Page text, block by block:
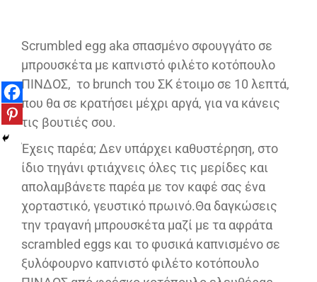
Scrumbled egg aka σπασμένο σφουγγάτο σε
μπρουσκέτα με καπνιστό φιλέτο κοτόπουλο
ΠΙΝΔΟΣ, το brunch του ΣΚ έτοιμο σε 10 λεπτά,
που θα σε κρατήσει μέχρι αργά, για να κάνεις
τις βουτιές σου.
Έχεις παρέα; Δεν υπάρχει καθυστέρηση, στο
ίδιο τηγάνι φτιάχνεις όλες τις μερίδες και
απολαμβάνετε παρέα με τον καφέ σας ένα
χορταστικό, γευστικό πρωινό.Θα δαγκώσεις
την τραγανή μπρουσκέτα μαζί με τα αφράτα
scrambled eggs και το φυσικά καπνισμένο σε
ξυλόφουρνο καπνιστό φιλέτο κοτόπουλο